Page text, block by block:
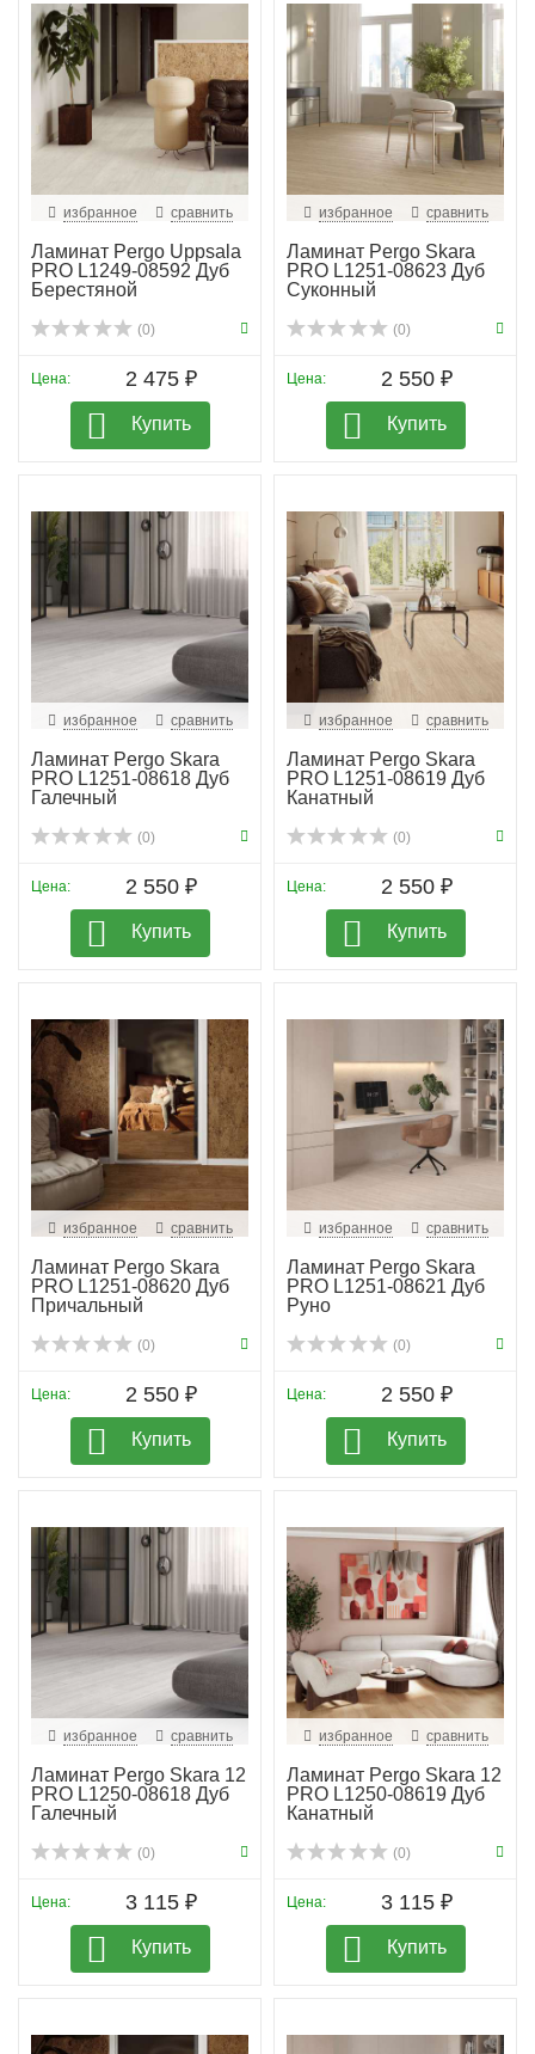
избранное сравнить
Ламинат Pergo Uppsala
PRO L1249-08592 Дуб
Берестяной
(0)
Цена: 2 475 ₽
Купить
избранное сравнить
Ламинат Pergo Skara
PRO L1251-08623 Дуб
Суконный
(0)
Цена: 2 550 ₽
Купить
избранное сравнить
Ламинат Pergo Skara
PRO L1251-08618 Дуб
Галечный
(0)
Цена: 2 550 ₽
Купить
избранное сравнить
Ламинат Pergo Skara
PRO L1251-08619 Дуб
Канатный
(0)
Цена: 2 550 ₽
Купить
избранное сравнить
Ламинат Pergo Skara
PRO L1251-08620 Дуб
Причальный
(0)
Цена: 2 550 ₽
Купить
избранное сравнить
Ламинат Pergo Skara
PRO L1251-08621 Дуб
Руно
(0)
Цена: 2 550 ₽
Купить
избранное сравнить
Ламинат Pergo Skara 12
PRO L1250-08618 Дуб
Галечный
(0)
Цена: 3 115 ₽
Купить
избранное сравнить
Ламинат Pergo Skara 12
PRO L1250-08619 Дуб
Канатный
(0)
Цена: 3 115 ₽
Купить